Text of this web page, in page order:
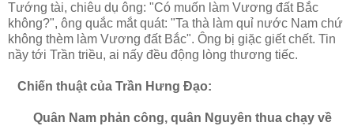
Tướng tài, chiêu dụ ông: "Có muốn làm Vương đất Bắc
không?", ông quắc mắt quát: "Ta thà làm quỉ nước Nam chứ
không thèm làm Vương đất Bắc". Ông bị giặc giết chết. Tin
nầy tới Trần triều, ai nấy đều động lòng thương tiếc.
Chiến thuật của Trần Hưng Đạo:
Quân Nam phản công, quân Nguyên thua chạy về